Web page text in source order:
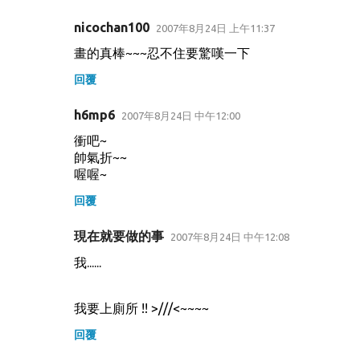
nicochan100 2007年8月24日 上午11:37
畫的真棒~~~忍不住要驚嘆一下
回覆
h6mp6 2007年8月24日 中午12:00
衝吧~
帥氣折~~
喔喔~
回覆
現在就要做的事 2007年8月24日 中午12:08
我......
我要上廁所 !! >///<~~~~
回覆